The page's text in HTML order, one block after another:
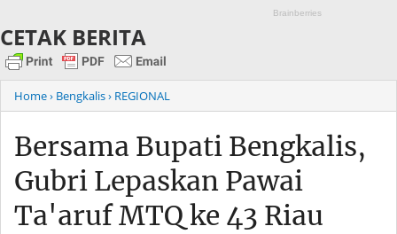
CETAK BERITA
Home› Bengkalis› REGIONAL
Bersama Bupati Bengkalis,
Gubri Lepaskan Pawai
Ta'aruf MTQ ke 43 Riau